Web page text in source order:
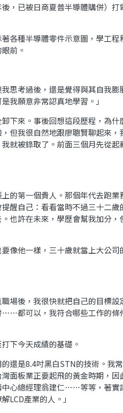
，已被日商夏普半導體購併）
各種半導體零件示意圖，學工
前。
思考過後，還是覺得與其自我
我願意非常認真地學習。」
下來。事後回想這段歷程，為
但我很自然地跟廖聰賢聊起來
就被錄取了。前面三個月先從
的第一個貴人。那個年代去跑業
醒自己：看看當時不過三十二
也許在未來，學歷會幫我加分
像他一樣，三十歲就當上大公司
場後，我很快就把自己的目標設
都可以，我符合哪些工作的條
下今天成績的基礎。
還是8.4吋黑白STN的技術。我
面板業正要起飛的黃金時期，
心總經理翁建仁……等等，著實
LCD產業的人。」